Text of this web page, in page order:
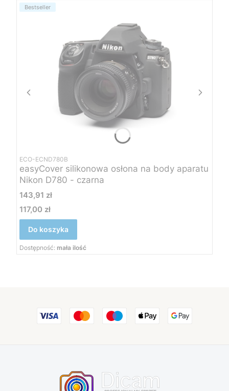
Bestseller
ECO-ECND780B
easyCover silikonowa osłona na body aparatu
Nikon D780 - czarna
Cena
143,91 zł
Cena
117,00 zł
Do koszyka
Dostępność: mała ilość